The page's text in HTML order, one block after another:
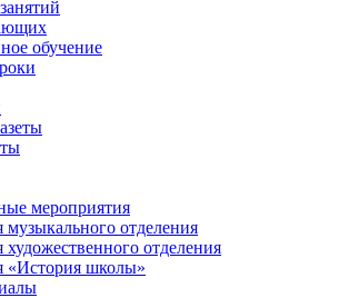
обучение
мероприятия
музыкального отделения
художественного отделения
«История школы»